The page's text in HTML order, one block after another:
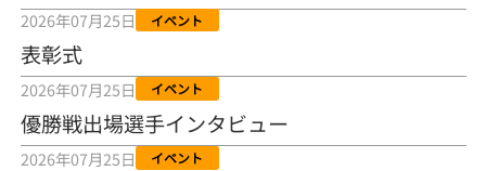
ュルーキーが初Vで恩返しを
2026年08月03日
【とこなめボート】ういちの「好配招き猫」ルーキーシリーズ第15
戦～自分の収支状況も想定してこそ〝本物の予想〟！／ボートレー
ス
2026年08月03日
2026年07月25日 イベント
表彰式
2026年07月25日 イベント
優勝戦出場選手インタビュー
2026年07月25日 イベント